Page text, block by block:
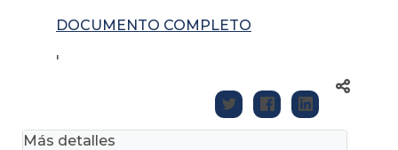
DOCUMENTO COMPLETO
'
Más detalles